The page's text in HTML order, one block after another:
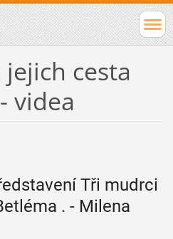
cesta
videa
Tři mudrci
. - Milena